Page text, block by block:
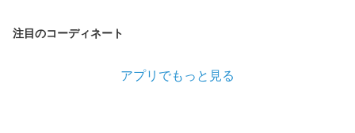
注目のコーディネート
アプリでもっと見る